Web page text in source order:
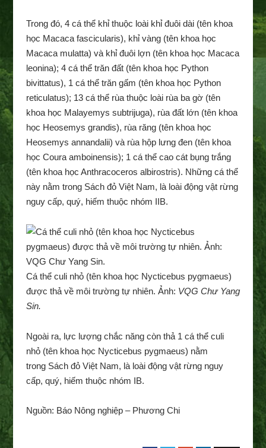
Trong đó, 4 cá thể khỉ thuộc loài khỉ đuôi dài (tên khoa
học Macaca fascicularis), khỉ vàng (tên khoa học
Macaca mulatta) và khỉ đuôi lợn (tên khoa học Macaca
leonina); 4 cá thể trăn đất (tên khoa học Python
bivittatus), 1 cá thể trăn gấm (tên khoa học Python
reticulatus); 13 cá thể rùa thuộc loài rùa ba gờ (tên
khoa học Malayemys subtrijuga), rùa đất lớn (tên khoa
học Heosemys grandis), rùa răng (tên khoa học
Heosemys annandalii) và rùa hộp lưng đen (tên khoa
học Coura amboinensis); 1 cá thể cao cát bụng trắng
(tên khoa học Anthracoceros albirostris). Những cá thể
này nằm trong Sách đỏ Việt Nam, là loài động vật rừng
nguy cấp, quý, hiếm thuộc nhóm IIB.
Cá thể culi nhỏ (tên khoa học Nycticebus pygmaeus)
được thả về môi trường tự nhiên. Ảnh: VQG Chư Yang
Sin.
Ngoài ra, lực lượng chắc năng còn thả 1 cá thể culi
nhỏ (tên khoa học Nycticebus pygmaeus) nằm
trong Sách đỏ Việt Nam, là loài động vật rừng nguy
cấp, quý, hiếm thuộc nhóm IB.
Nguồn: Báo Nông nghiệp – Phương Chi